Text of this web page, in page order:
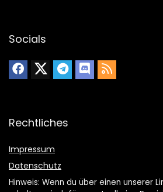
Socials
Rechtliches
Impressum
Datenschutz
Hinweis: Wenn du über einen unserer